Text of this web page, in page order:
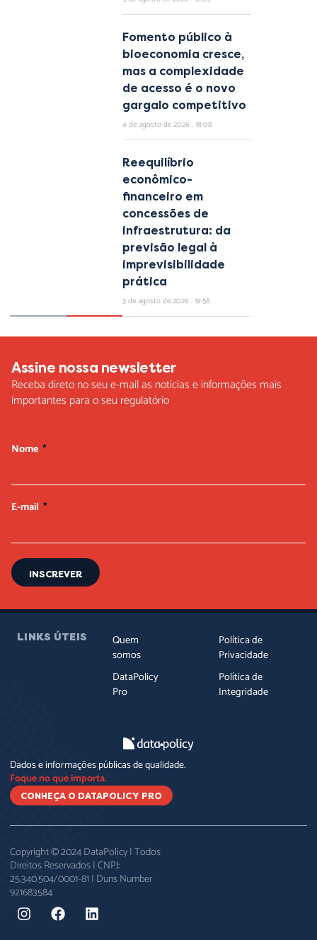
Fomento público à
bioeconomia cresce,
mas a complexidade
de acesso é o novo
gargalo competitivo
4 de agosto de 2026 18:08
Reequilíbrio
econômico-
financeiro em
concessões de
infraestrutura: da
previsão legal à
imprevisibilidade
prática
3 de agosto de 2026 19:58
Assine nossa newsletter
Receba direto no seu e-mail as notícias e informações mais
importantes para o seu regulatório
Nome
E-mail
INSCREVER
LINKS ÚTEIS
Quem
somos
DataPolicy
Pro
Política de
Privacidade
Política de
Integridade
Dados e informações públicas de qualidade.
Foque no que importa.
CONHEÇA O DATAPOLICY PRO
Copyright © 2024 DataPolicy | Todos
Direitos Reservados | CNPJ:
25.340.504/0001-81 | Duns Number
921683584